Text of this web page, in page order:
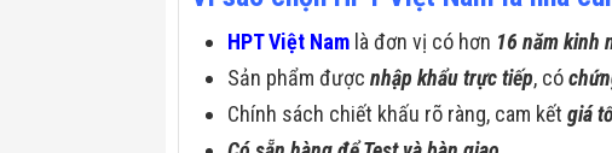
HPT Việt Nam là đơn vị có hơn 16 năm kinh
Sản phẩm được nhập khẩu trực tiếp, có
Chính sách chiết khấu rõ ràng, cam kết giá